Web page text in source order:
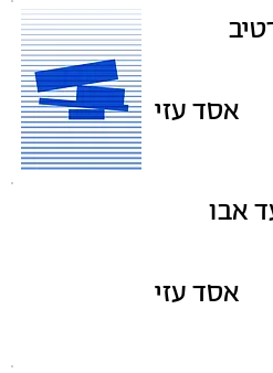
אסד עזי
אבו
אסד עזי